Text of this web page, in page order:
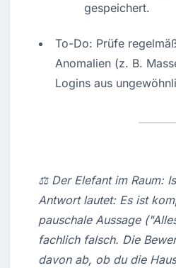
gespeichert.
To-Do: Prüfe
Anomalien (z. B.
Logins aus
⚖️ Der Elefant im Raum:
Antwort lautet: Es ist
pauschale Aussage
fachlich falsch. Die
davon ab, ob du die